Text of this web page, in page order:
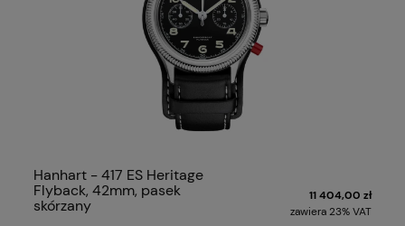
Hanhart - 417 ES Heritage
Flyback, 42mm, pasek
skórzany
11 404,00 zł
zawiera 23% VAT